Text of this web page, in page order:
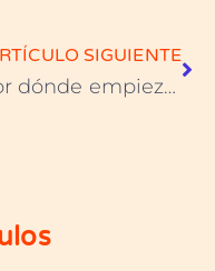
SIGUIENTE
¿Por dónde empiezo a escribir un libro?